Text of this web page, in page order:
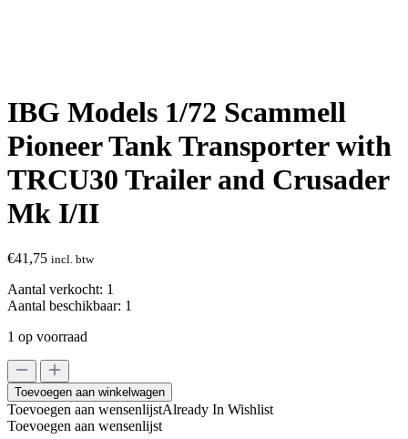
IBG Models 1/72 Scammell
Pioneer Tank Transporter with
TRCU30 Trailer and Crusader
Mk I/II
€41,75 incl. btw
Aantal verkocht: 1
Aantal beschikbaar: 1
1 op voorraad
IBG
Models
1/72
Scammell
Pioneer
Toevoegen aan winkelwagen
Toevoegen aan wensenlijstAlready In Wishlist
Toevoegen aan wensenlijst